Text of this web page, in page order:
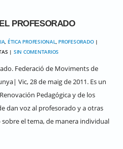
PROFESORADO
, ÉTICA PROFESIONAL, PROFESORADO|
| SIN COMENTARIOS
Federació de Moviments de
Vic, 28 de maig de 2011. Es un
Pedagógica y de los
dan voz al profesorado y a otras
el tema, de manera individual